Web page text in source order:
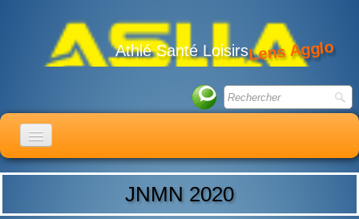
Athlé Santé LoisirsLens Agglo
ACCUEIL
JNMN 2020